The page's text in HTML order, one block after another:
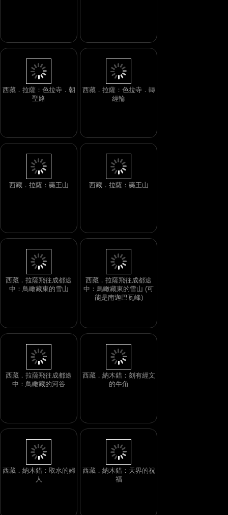
西藏．拉薩：色拉寺．朝
聖路
西藏．拉薩：色拉寺．轉
經輪
西藏．拉薩：藥王山 西藏．拉薩：藥王山
西藏．拉薩飛往成都途
中：鳥瞰藏東的雪山
西藏．拉薩飛往成都途
中：鳥瞰藏東的雪山 (可
能是南迦巴瓦峰)
西藏．拉薩飛往成都途
中：鳥瞰藏的河谷
西藏．納木錯：刻有經文
的牛角
西藏．納木錯：取水的婦
人
西藏．納木錯：天界的祝
福